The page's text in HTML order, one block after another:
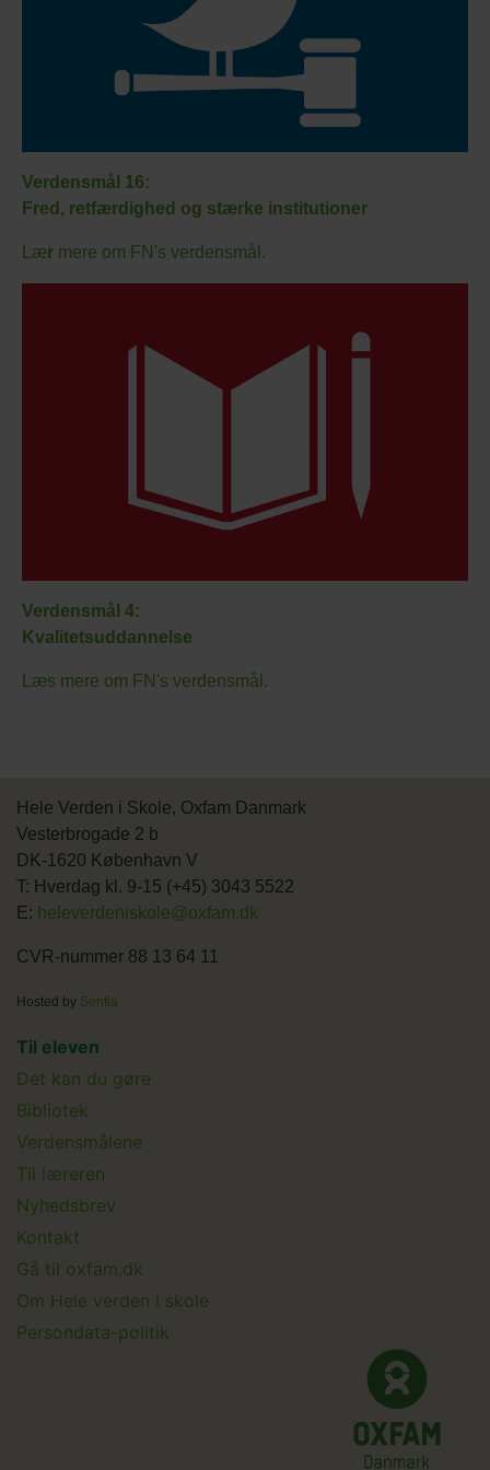
Verdensmål 16:
Fred, retfærdighed og stærke institutioner
Lær mere om FN's verdensmål.
Verdensmål 4:
Kvalitetsuddannelse
Læs mere om FN's verdensmål.
Hele Verden i Skole, Oxfam Danmark
Vesterbrogade 2 b
DK-1620 København V
T: Hverdag kl. 9-15 (+45) 3043 5522
E: heleverdeniskole@oxfam.dk
CVR-nummer 88 13 64 11
Hosted by Sentia
Main
menu
Til eleven
Det kan du gøre
Bibliotek
Verdensmålene
Til læreren
Main
Submenu
Nyhedsbrev
Kontakt
Gå til oxfam.dk
Om Hele verden i skole
Persondata-politik